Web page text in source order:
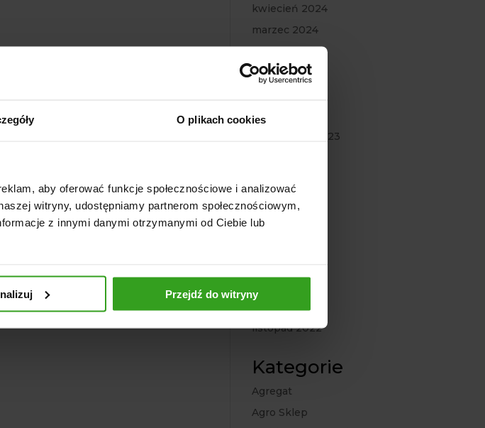
O plikach cookies
aby oferować funkcje społecznościowe i analizować
witryny, udostępniamy partnerom społecznościowym,
z innymi danymi otrzymanymi od Ciebie lub
Przejdź do witryny
kwiecień 2024
marzec 2024
luty 2024
styczeń 2024
listopad 2023
październik 2023
czerwiec 2023
maj 2023
grudzień 2022
listopad 2022
Kategorie
Agregat
Agro Sklep